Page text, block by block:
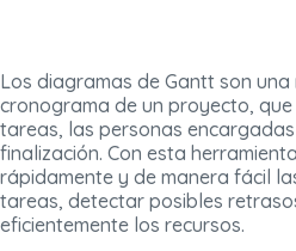
Los diagramas de Gantt son
cronograma de un proyecto,
tareas, las personas
finalización. Con esta
rápidamente y de manera fácil
tareas, detectar posibles
eficientemente los recursos.